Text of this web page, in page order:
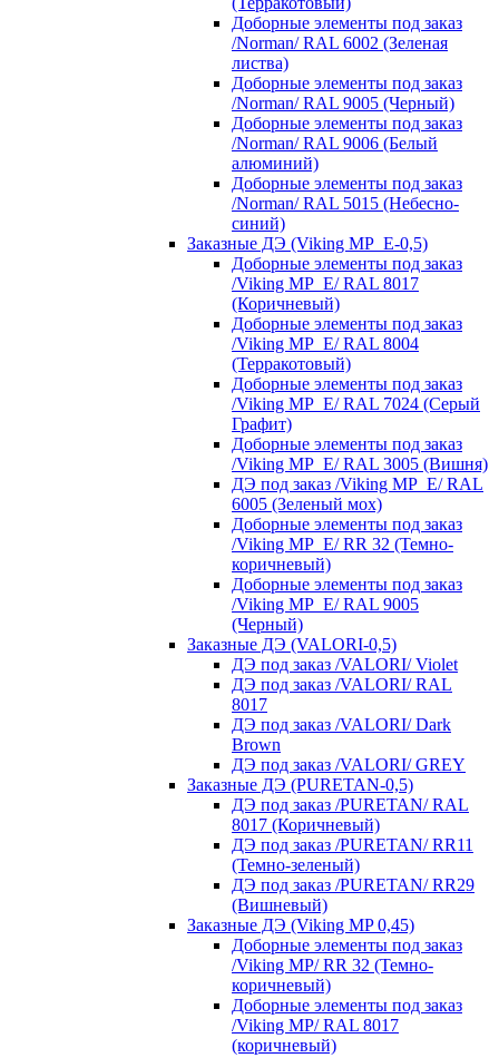
Доборные элементы под заказ
/Norman/ RAL 6002 (Зеленая
листва)
Доборные элементы под заказ
/Norman/ RAL 9005 (Черный)
Доборные элементы под заказ
/Norman/ RAL 9006 (Белый
алюминий)
Доборные элементы под заказ
/Norman/ RAL 5015 (Небесно-
синий)
Заказные ДЭ (Viking MP_E-0,5)
Доборные элементы под заказ
/Viking MP_E/ RAL 8017
(Коричневый)
Доборные элементы под заказ
/Viking MP_E/ RAL 8004
(Терракотовый)
Доборные элементы под заказ
/Viking MP_E/ RAL 7024 (Серый
Графит)
Доборные элементы под заказ
/Viking MP_E/ RAL 3005 (Вишня)
ДЭ под заказ /Viking MP_E/ RAL
6005 (Зеленый мох)
Доборные элементы под заказ
/Viking MP_E/ RR 32 (Темно-
коричневый)
Доборные элементы под заказ
/Viking MP_E/ RAL 9005
(Черный)
Заказные ДЭ (VALORI-0,5)
ДЭ под заказ /VALORI/ Violet
ДЭ под заказ /VALORI/ RAL
8017
ДЭ под заказ /VALORI/ Dark
Brown
ДЭ под заказ /VALORI/ GREY
Заказные ДЭ (PURETAN-0,5)
ДЭ под заказ /PURETAN/ RAL
8017 (Коричневый)
ДЭ под заказ /PURETAN/ RR11
(Темно-зеленый)
ДЭ под заказ /PURETAN/ RR29
(Вишневый)
Заказные ДЭ (Viking MP 0,45)
Доборные элементы под заказ
/Viking MP/ RR 32 (Темно-
коричневый)
Доборные элементы под заказ
/Viking MP/ RAL 8017
(коричневый)